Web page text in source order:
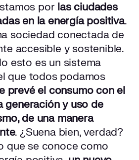
por las ciudades
en la energía positiva.
sociedad conectada de
accesible y sostenible.
esto es un sistema
que todos podamos
prevé el consumo con el
generación y uso de
de una manera
. ¿Suena bien, verdad?
que se conoce como